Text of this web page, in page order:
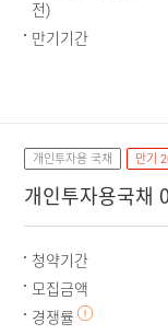
전)
만기기간
개인투자용 국채 만기
개인투자용국채
청약기간
모집금액
경쟁률